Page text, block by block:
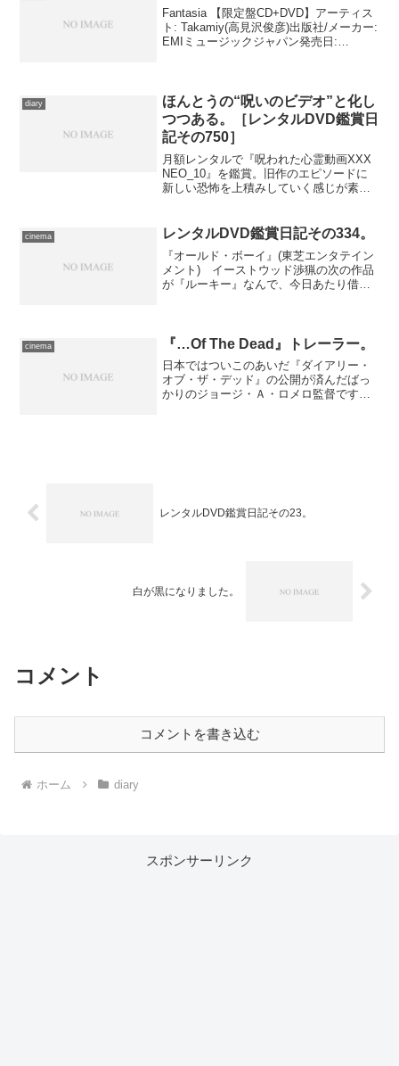
Fantasia 【限定盤CD+DVD】アーティス
ト: Takamiy(高見沢俊彦)出版社/メーカー:
EMIミュージックジャパン発売日:
diary
ほんとうの“呪いのビデオ”と化し
つつある。［レンタルDVD鑑賞日
記その750］
月額レンタルで『呪われた心霊動画XXX
NEO_10』を鑑賞。旧作のエピソードに
新しい恐怖を上積みしていく感じが素
cinema レンタルDVD鑑賞日記その334。
『オールド・ボーイ』(東芝エンタテイン
メント) イーストウッド渉猟の次の作品
が『ルーキー』なんで、今日あたり借り
タルで出て来たのがこれ...
cinema 『…Of The Dead』トレーラー。
日本ではついこのあいだ『ダイアリー・
オブ・ザ・デッド』の公開が済んだばっ
かりのジョージ・Ａ・ロメロ監督です
レンタルDVD鑑賞日記その23。
白が黒になりました。
コメント
コメントを書き込む
ホーム diary
スポンサーリンク